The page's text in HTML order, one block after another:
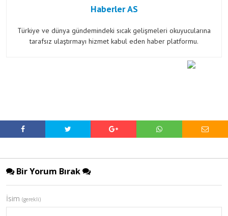
Haberler AS
Türkiye ve dünya gündemindeki sıcak gelişmeleri okuyucularına
tarafsız ulaştırmayı hizmet kabul eden haber platformu.
Bir Yorum Bırak
İsim (gerekli)